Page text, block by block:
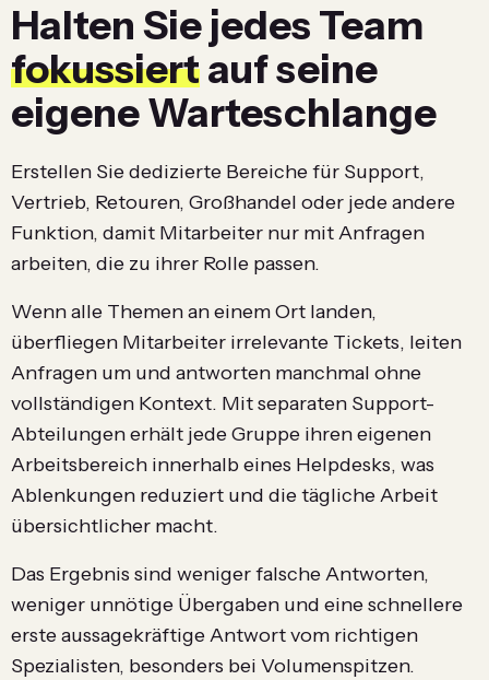
Halten Sie jedes Team
fokussiertauf seine
eigene Warteschlange
Erstellen Sie dedizierte Bereiche für Support,
Vertrieb, Retouren, Großhandel oder jede andere
Funktion, damit Mitarbeiter nur mit Anfragen
arbeiten, die zu ihrer Rolle passen.
Wenn alle Themen an einem Ort landen,
überfliegen Mitarbeiter irrelevante Tickets, leiten
Anfragen um und antworten manchmal ohne
vollständigen Kontext. Mit separaten Support-
Abteilungen erhält jede Gruppe ihren eigenen
Arbeitsbereich innerhalb eines Helpdesks, was
Ablenkungen reduziert und die tägliche Arbeit
übersichtlicher macht.
Das Ergebnis sind weniger falsche Antworten,
weniger unnötige Übergaben und eine schnellere
erste aussagekräftige Antwort vom richtigen
Spezialisten, besonders bei Volumenspitzen.